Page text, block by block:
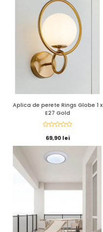
Aplica de perete Rings Globe 1 x
E27 Gold
69,90 lei